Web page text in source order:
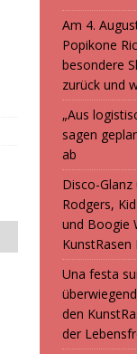
Am 4.
Popikone
besondere
zurück und
„Aus
sagen
ab
Disco-
Rodgers,
und Boogie
Una festa
den
der